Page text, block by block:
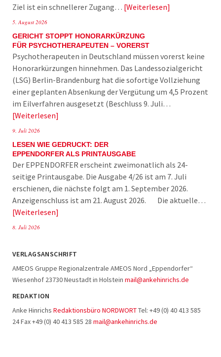
Ziel ist ein schnellerer Zugang… Weiterlesen
5. August 2026
GERICHT STOPPT HONORARKÜRZUNG
FÜR PSYCHOTHERAPEUTEN – VORERST
Psychotherapeuten in Deutschland müssen vorerst keine
Honorarkürzungen hinnehmen. Das Landessozialgericht
(LSG) Berlin-Brandenburg hat die sofortige Vollziehung
einer geplanten Absenkung der Vergütung um 4,5 Prozent
im Eilverfahren ausgesetzt (Beschluss 9. Juli…
Weiterlesen
9. Juli 2026
LESEN WIE GEDRUCKT: DER
EPPENDORFER ALS PRINTAUSGABE
Der EPPENDORFER erscheint zweimonatlich als 24-
seitige Printausgabe. Die Ausgabe 4/26 ist am 7. Juli
erschienen, die nächste folgt am 1. September 2026.
Anzeigenschluss ist am 21. August 2026. Die aktuelle…
Weiterlesen
8. Juli 2026
VERLAGSANSCHRIFT
AMEOS Gruppe Regionalzentrale AMEOS Nord „Eppendorfer“
Wiesenhof 23730 Neustadt in Holstein mail@ankehinrichs.de
REDAKTION
Anke Hinrichs Redaktionsbüro NORDWORTTel: +49 (0) 40 413 585
24 Fax +49 (0) 40 413 585 28 mail@ankehinrichs.de